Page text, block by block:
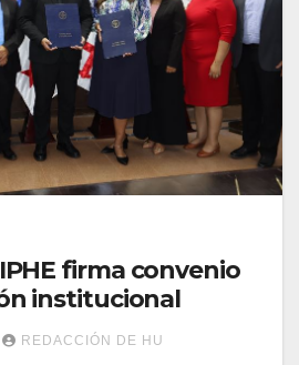
firma convenio
institucional
REDACCIÓN DE HU